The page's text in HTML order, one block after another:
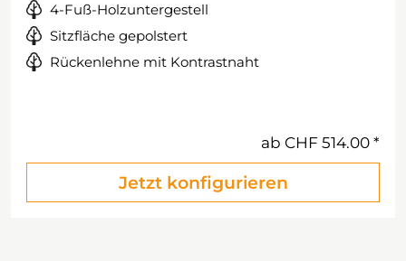
4-Fuß-Holzuntergestell
Sitzfläche gepolstert
Rückenlehne mit Kontrastnaht
ab CHF 514.00
Jetzt konfigurieren